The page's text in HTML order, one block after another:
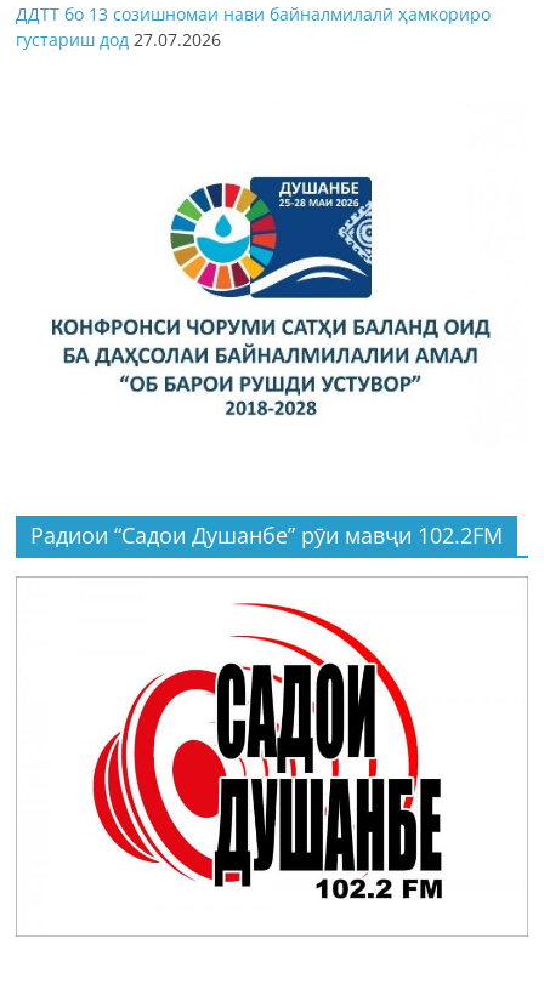
ДДТТ бо 13 созишномаи нави байналмилалӣ ҳамкориро
густариш дод 27.07.2026
Радиои “Садои Душанбе” рӯи мавҷи 102.2FM